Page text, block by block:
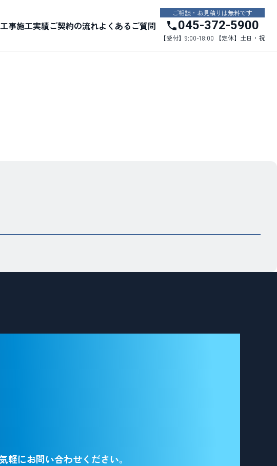
事施工実績ご契約の流れよくあるご質問
ご相談・お見積りは無料です
045-372-5900
【受付】9:00-18:00 【定休】土日・祝
軽にお問い合わせください。